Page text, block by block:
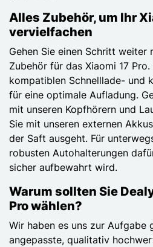
Alles Zubehör, um Ihr
vervielfachen
Gehen Sie einen Schritt weiter
Zubehör für das Xiaomi 17
kompatiblen Schnelllade- und
für eine optimale Aufladung.
mit unseren Kopfhörern und
Sie mit unseren externen
der Saft ausgeht. Für
robusten Autohalterungen
sicher aufbewahrt wird.
Warum sollten Sie
Pro wählen?
Wir haben es uns zur Aufgabe
angepasste, qualitativ